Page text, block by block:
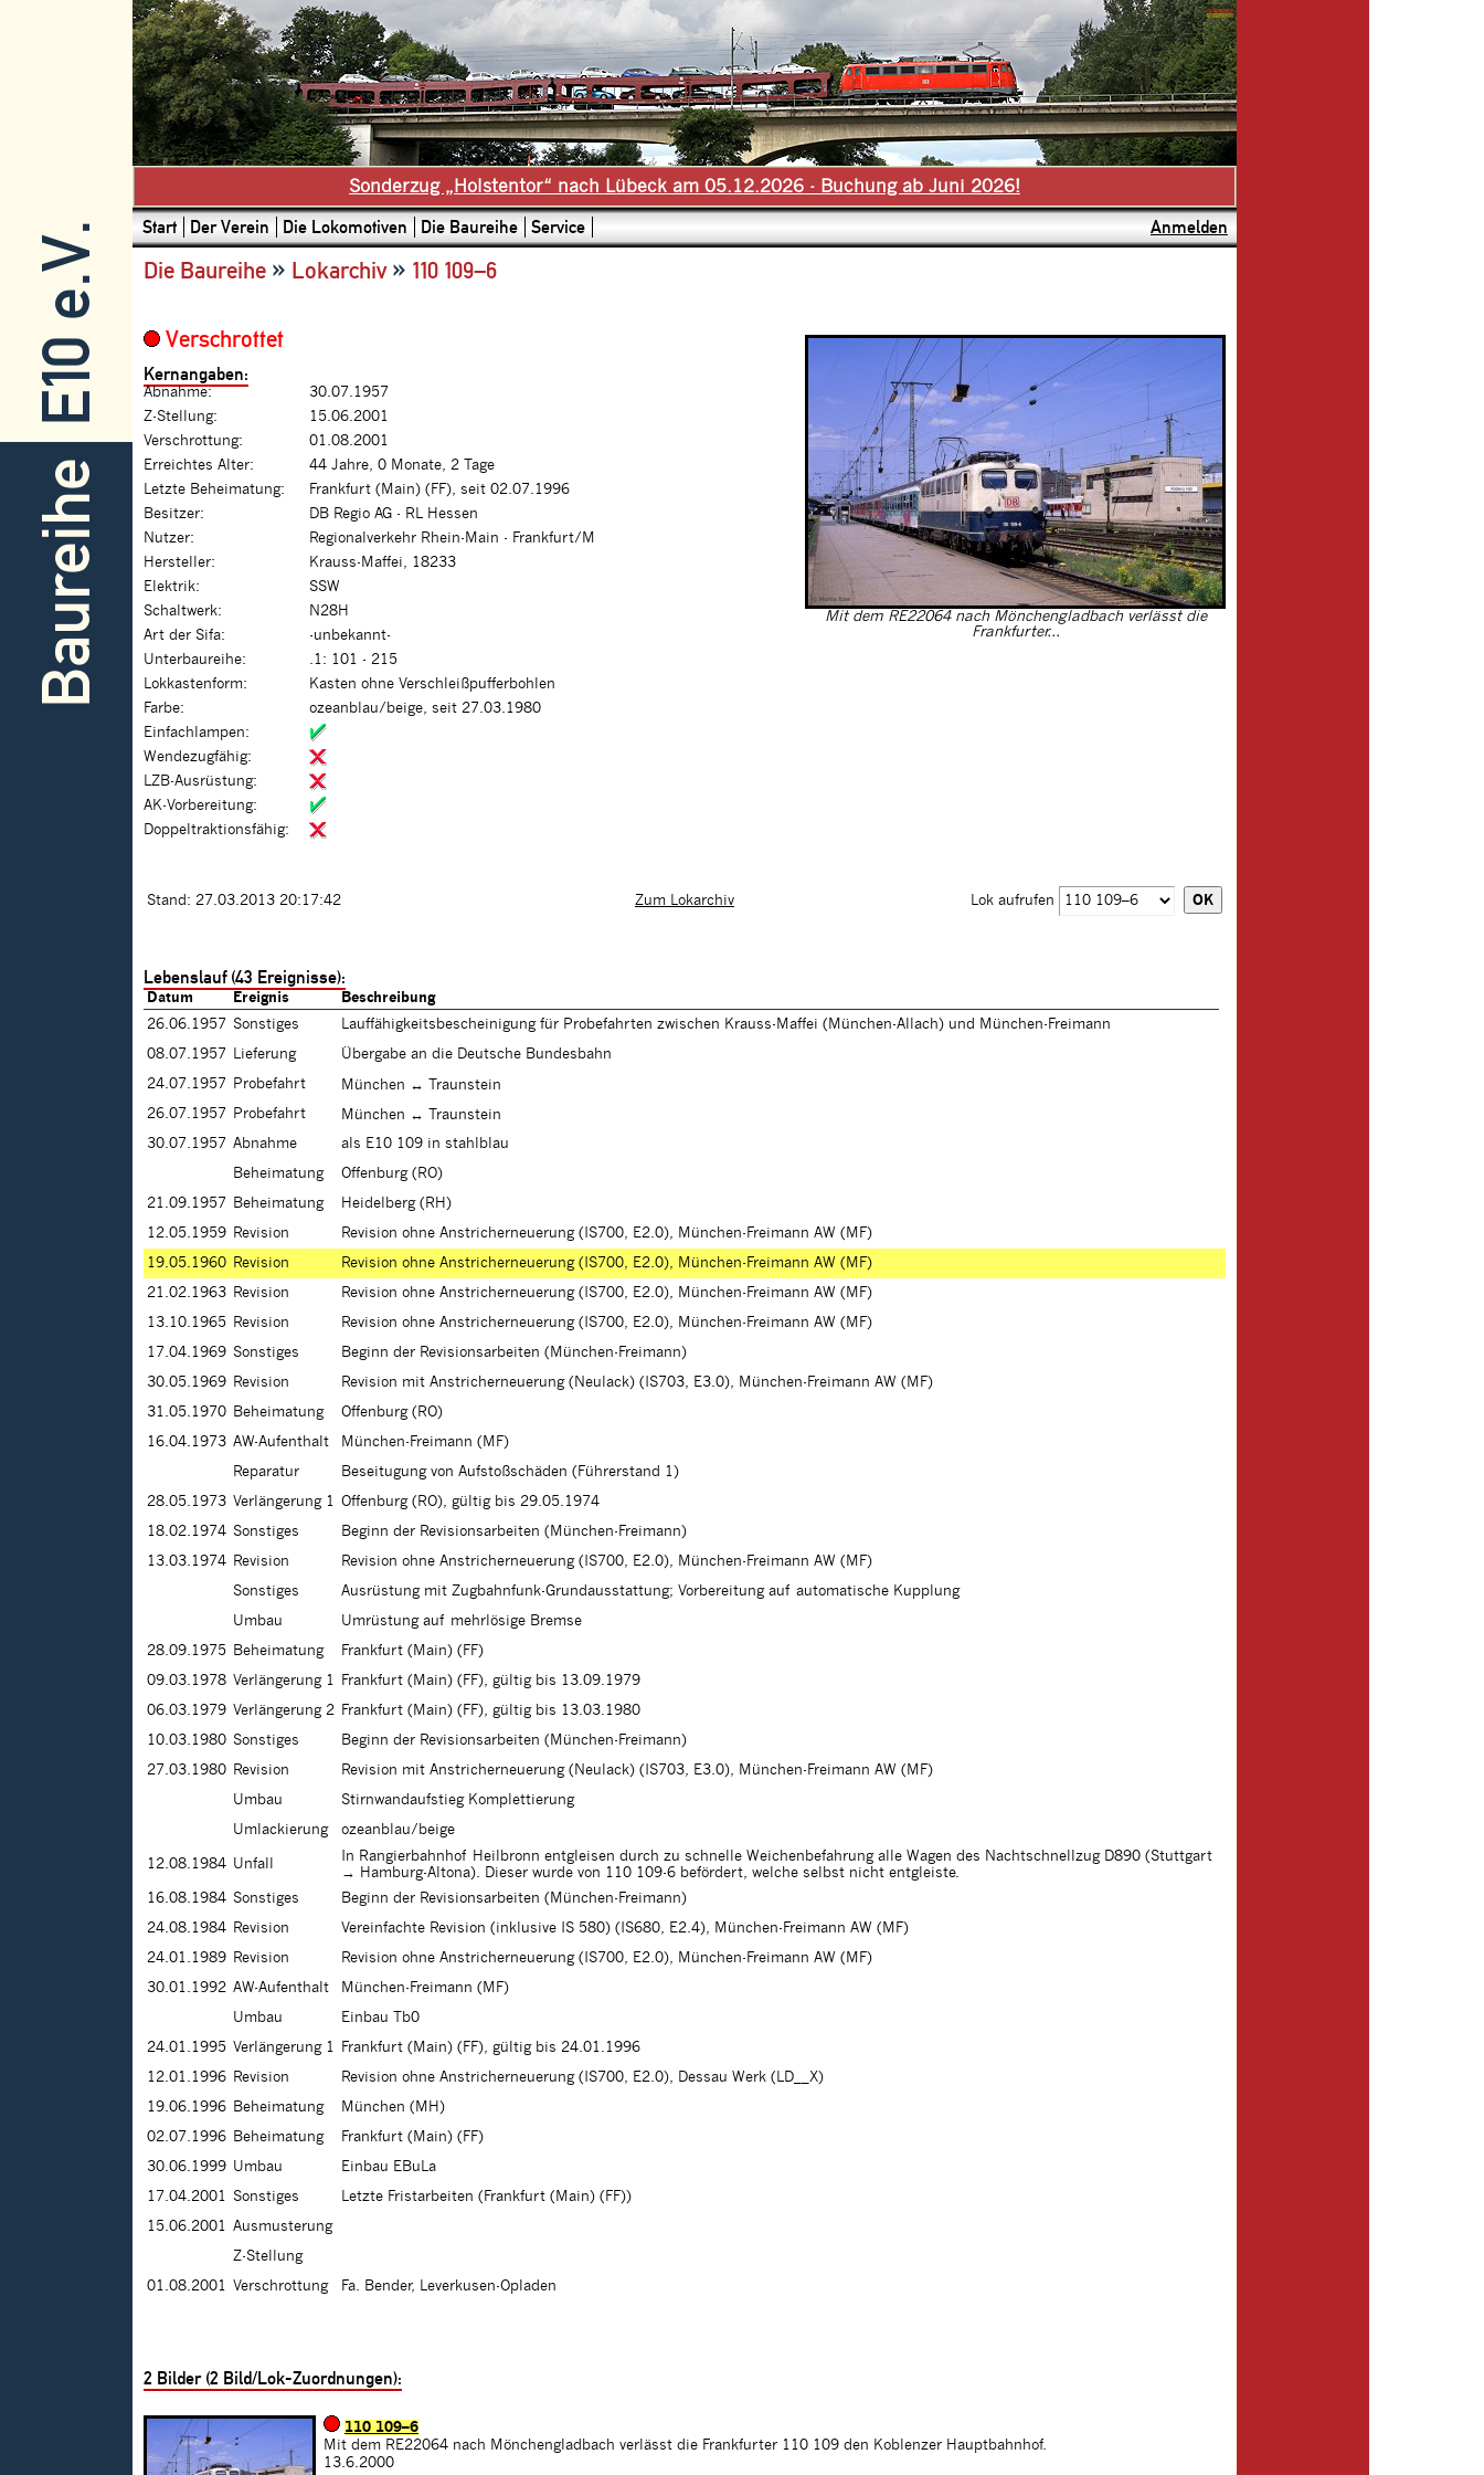
E10 e.V.
Baureihe
Sonderzug „Holstentor“ nach Lübeck am 05.12.2026 - Buchung ab Juni 2026!
Start Der Verein Die Lokomotiven Die Baureihe Service Anmelden
Die Baureihe » Lokarchiv» 110 109–6
Mit dem RE22064 nach Mönchengladbach verlässt die
Frankfurter...
Verschrottet
Kernangaben:
Abnahme:
30.07.1957
Z-Stellung:
15.06.2001
Verschrottung:
01.08.2001
Erreichtes Alter:
44 Jahre, 0 Monate, 2 Tage
Letzte Beheimatung:
Frankfurt (Main) (FF), seit 02.07.1996
Besitzer:
DB Regio AG - RL Hessen
Nutzer:
Regionalverkehr Rhein-Main - Frankfurt/M
Hersteller:
Krauss-Maffei, 18233
Elektrik:
SSW
Schaltwerk:
N28H
Art der Sifa:
-unbekannt-
Unterbaureihe:
.1: 101 - 215
Lokkastenform:
Kasten ohne Verschleißpufferbohlen
Farbe:
ozeanblau/beige, seit 27.03.1980
Einfachlampen:
Wendezugfähig:
LZB-Ausrüstung:
AK-Vorbereitung:
Doppeltraktionsfähig:
Stand: 27.03.2013 20:17:42 Zum Lokarchiv Lok aufrufen
Lebenslauf (43 Ereignisse):
Datum Ereignis
Beschreibung
26.06.1957 Sonstiges
Lauffähigkeitsbescheinigung für Probefahrten zwischen Krauss-Maffei (München-Allach) und München-Freimann
08.07.1957
Lieferung
Übergabe an die Deutsche Bundesbahn
24.07.1957
Probefahrt
München ↔ Traunstein
26.07.1957
Probefahrt
München ↔ Traunstein
30.07.1957 Abnahme
als E10 109 in stahlblau
Beheimatung
Offenburg (RO)
21.09.1957
Beheimatung
Heidelberg (RH)
12.05.1959 Revision
Revision ohne Anstricherneuerung (IS700, E2.0), München-Freimann AW (MF)
19.05.1960 Revision
Revision ohne Anstricherneuerung (IS700, E2.0), München-Freimann AW (MF)
21.02.1963 Revision
Revision ohne Anstricherneuerung (IS700, E2.0), München-Freimann AW (MF)
13.10.1965 Revision
Revision ohne Anstricherneuerung (IS700, E2.0), München-Freimann AW (MF)
17.04.1969 Sonstiges
Beginn der Revisionsarbeiten (München-Freimann)
30.05.1969 Revision
Revision mit Anstricherneuerung (Neulack) (IS703, E3.0), München-Freimann AW (MF)
31.05.1970 Beheimatung
Offenburg (RO)
16.04.1973 AW-Aufenthalt
München-Freimann (MF)
Reparatur
Beseitugung von Aufstoßschäden (Führerstand 1)
28.05.1973 Verlängerung 1 Offenburg (RO), gültig bis 29.05.1974
18.02.1974 Sonstiges
Beginn der Revisionsarbeiten (München-Freimann)
13.03.1974 Revision
Revision ohne Anstricherneuerung (IS700, E2.0), München-Freimann AW (MF)
Sonstiges
Ausrüstung mit Zugbahnfunk-Grundausstattung; Vorbereitung auf automatische Kupplung
Umbau
Umrüstung auf mehrlösige Bremse
28.09.1975 Beheimatung
Frankfurt (Main) (FF)
09.03.1978 Verlängerung 1
Frankfurt (Main) (FF), gültig bis 13.09.1979
06.03.1979 Verlängerung 2 Frankfurt (Main) (FF), gültig bis 13.03.1980
10.03.1980 Sonstiges
Beginn der Revisionsarbeiten (München-Freimann)
27.03.1980 Revision
Revision mit Anstricherneuerung (Neulack) (IS703, E3.0), München-Freimann AW (MF)
Umbau
Stirnwandaufstieg Komplettierung
Umlackierung
ozeanblau/beige
12.08.1984 Unfall
In Rangierbahnhof Heilbronn entgleisen durch zu schnelle Weichenbefahrung alle Wagen des Nachtschnellzug D890 (Stuttgart
→ Hamburg-Altona). Dieser wurde von 110 109-6 befördert, welche selbst nicht entgleiste.
16.08.1984 Sonstiges
Beginn der Revisionsarbeiten (München-Freimann)
24.08.1984 Revision
Vereinfachte Revision (inklusive IS 580) (IS680, E2.4), München-Freimann AW (MF)
24.01.1989 Revision
Revision ohne Anstricherneuerung (IS700, E2.0), München-Freimann AW (MF)
30.01.1992 AW-Aufenthalt
München-Freimann (MF)
Umbau
Einbau Tb0
24.01.1995 Verlängerung 1
Frankfurt (Main) (FF), gültig bis 24.01.1996
12.01.1996 Revision
Revision ohne Anstricherneuerung (IS700, E2.0), Dessau Werk (LD__X)
19.06.1996 Beheimatung
München (MH)
02.07.1996 Beheimatung
Frankfurt (Main) (FF)
30.06.1999 Umbau
Einbau EBuLa
17.04.2001 Sonstiges
Letzte Fristarbeiten (Frankfurt (Main) (FF))
15.06.2001 Ausmusterung
Z-Stellung
01.08.2001 Verschrottung Fa. Bender, Leverkusen-Opladen
2 Bilder (2 Bild/Lok-Zuordnungen):
110 109–6
Mit dem RE22064 nach Mönchengladbach verlässt die Frankfurter 110 109 den Koblenzer Hauptbahnhof.
13.6.2000